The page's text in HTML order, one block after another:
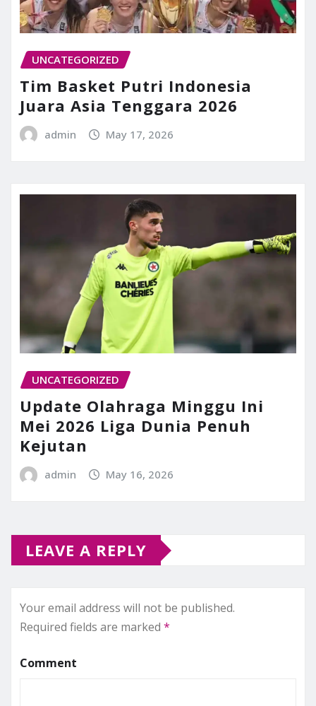
UNCATEGORIZED
Tim Basket Putri Indonesia
Juara Asia Tenggara 2026
admin May 17, 2026
UNCATEGORIZED
Update Olahraga Minggu Ini
Mei 2026 Liga Dunia Penuh
Kejutan
admin May 16, 2026
LEAVE A REPLY
Your email address will not be published.
Required fields are marked *
Comment